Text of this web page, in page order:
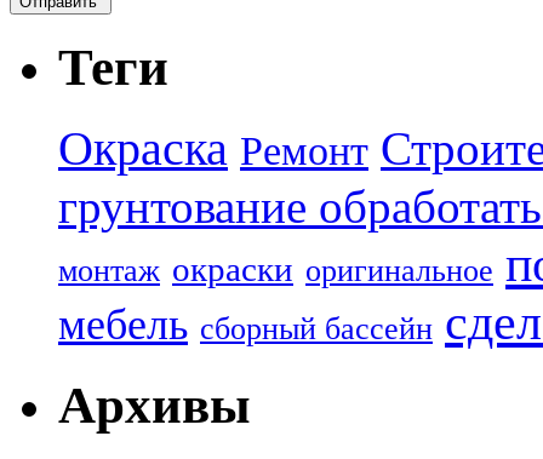
Теги
Окраска Ремонт
грунтование
монтаж окраски оригинальное
мебель сборный бассейн
Архивы